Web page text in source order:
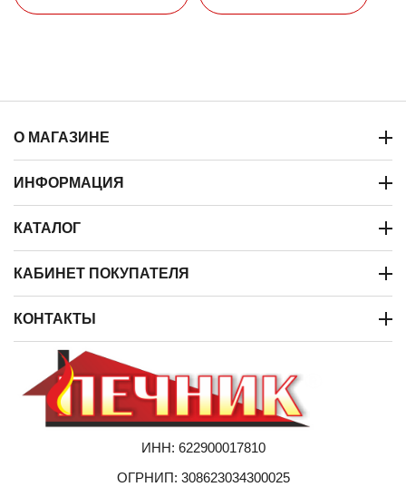
О МАГАЗИНЕ
ИНФОРМАЦИЯ
КАТАЛОГ
КАБИНЕТ ПОКУПАТЕЛЯ
КОНТАКТЫ
ИНН: 622900017810
ОГРНИП: 308623034300025